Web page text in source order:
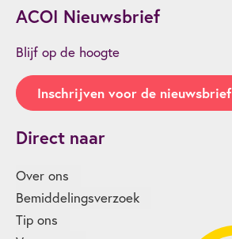
ACOI Nieuwsbrief
Blijf op de hoogte
Inschrijven voor de nieuwsbrief
Direct naar
Over ons
Bemiddelingsverzoek
Tip ons